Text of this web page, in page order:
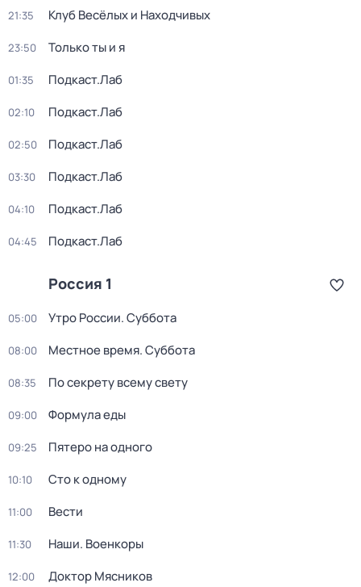
21:35 Клуб Весёлых и Находчивых
23:50 Только ты и я
01:35 Подкаст.Лаб
02:10 Подкаст.Лаб
02:50 Подкаст.Лаб
03:30 Подкаст.Лаб
04:10 Подкаст.Лаб
04:45 Подкаст.Лаб
Россия 1
05:00 Утро России. Суббота
08:00 Местное время. Суббота
08:35 По секрету всему свету
09:00 Формула еды
09:25 Пятеро на одного
10:10 Сто к одному
11:00 Вести
11:30 Наши. Военкоры
12:00 Доктор Мясников